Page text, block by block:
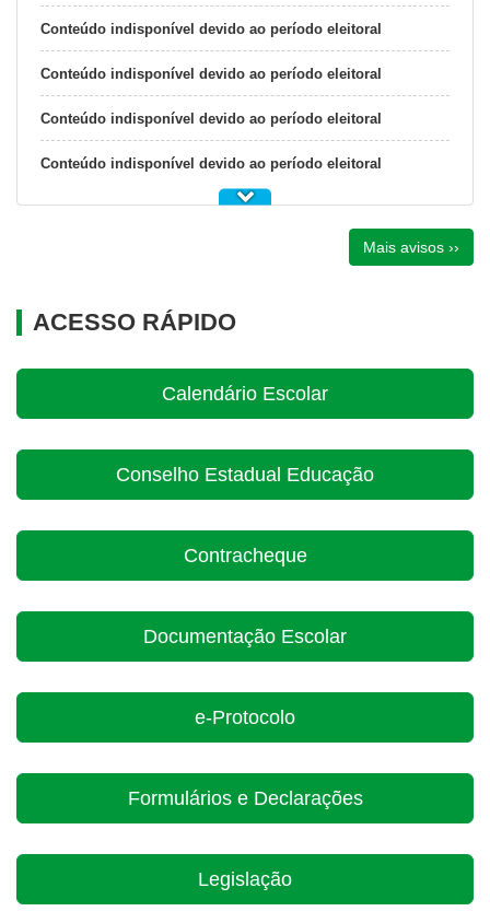
Conteúdo indisponível devido ao período eleitoral
Conteúdo indisponível devido ao período eleitoral
Conteúdo indisponível devido ao período eleitoral
Conteúdo indisponível devido ao período eleitoral
Mais avisos ››
ACESSO RÁPIDO
Calendário Escolar
Conselho Estadual Educação
Contracheque
Documentação Escolar
e-Protocolo
Formulários e Declarações
Legislação